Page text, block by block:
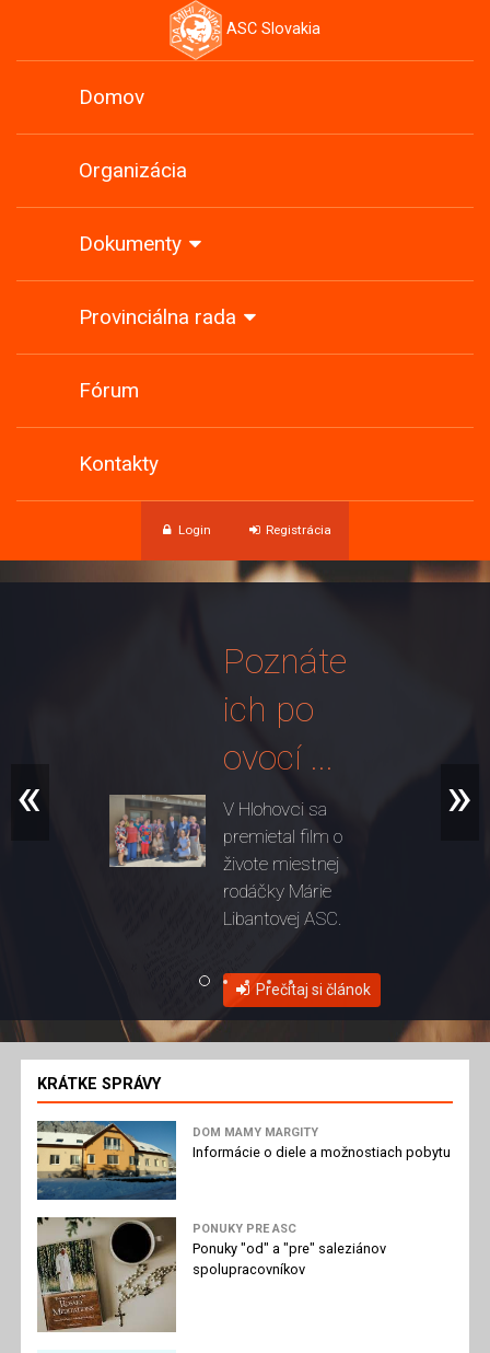
ASC Slovakia
Domov
Organizácia
Dokumenty
Provinciálna rada
Fórum
Kontakty
Login Registrácia
Poznáte
ich po
ovocí ...
V Hlohovci sa
premietal film o
živote miestnej
rodáčky Márie
Libantovej ASC.
Prečítaj si článok
« »
KRÁTKE SPRÁVY
DOM MAMY MARGITY
Informácie o diele a možnostiach pobytu
PONUKY PRE ASC
Ponuky "od" a "pre" saleziánov
spolupracovníkov